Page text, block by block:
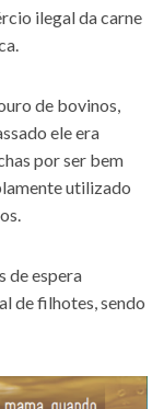
ilegal da carne
de bovinos,
ele era
por ser bem
utilizado
de espera
de filhotes, sendo